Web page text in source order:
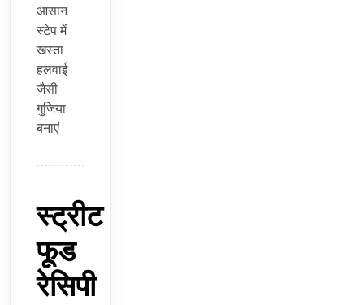
आसान
स्टेप में
खस्ता
हलवाई
जैसी
गुजिया
बनाएं
स्ट्रीट
फूड
रेसिपी